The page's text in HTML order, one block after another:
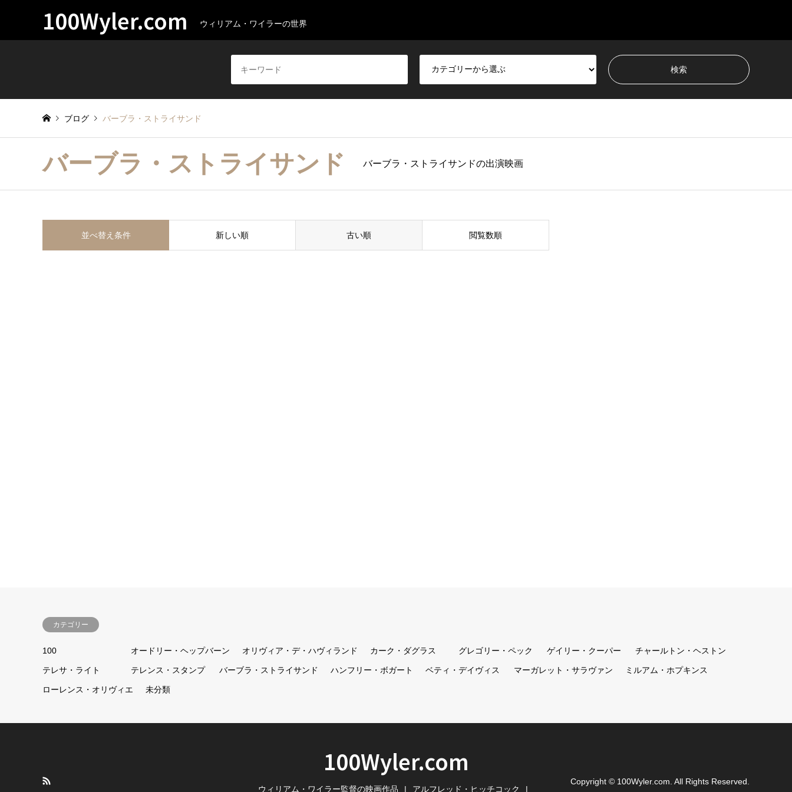
100Wyler.com ウィリアム・ワイラーの世界
ブログ バーブラ・ストライサンド
バーブラ・ストライサンド バーブラ・ストライサンドの出演映画
並べ替え条件 新しい順 古い順 閲覧数順
カテゴリー
100 オードリー・ヘップバーン オリヴィア・デ・ハヴィランド カーク・ダグラス グレゴリー・ペック ゲイリー・クーパー チャールトン・ヘストン
テレサ・ライト テレンス・スタンプ バーブラ・ストライサンド ハンフリー・ボガート ベティ・デイヴィス マーガレット・サラヴァン ミルアム・ホプキンス
ローレンス・オリヴィエ 未分類
100Wyler.com
ウィリアム・ワイラー監督の映画作品 アルフレッド・ヒッチコック
Copyright © 100Wyler.com . All Rights Reserved.